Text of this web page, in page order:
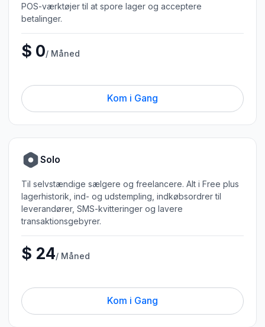
POS-værktøjer til at spore lager og acceptere
betalinger.
$ 0/ Måned
Kom i Gang
Solo
Til selvstændige sælgere og freelancere. Alt i Free plus
lagerhistorik, ind- og udstempling, indkøbsordrer til
leverandører, SMS-kvitteringer og lavere
transaktionsgebyrer.
$ 24/ Måned
Kom i Gang